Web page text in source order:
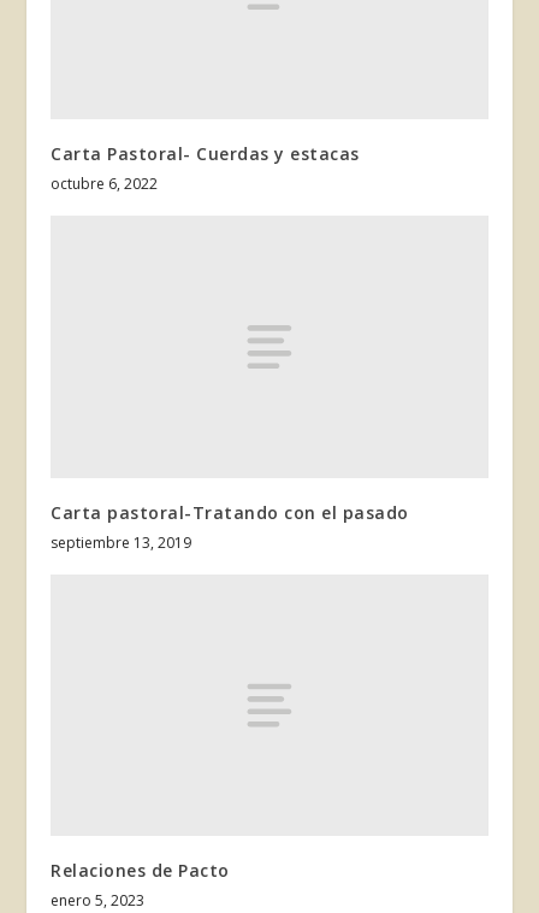
Carta Pastoral- Cuerdas y estacas
octubre 6, 2022
Carta pastoral-Tratando con el pasado
septiembre 13, 2019
Relaciones de Pacto
enero 5, 2023